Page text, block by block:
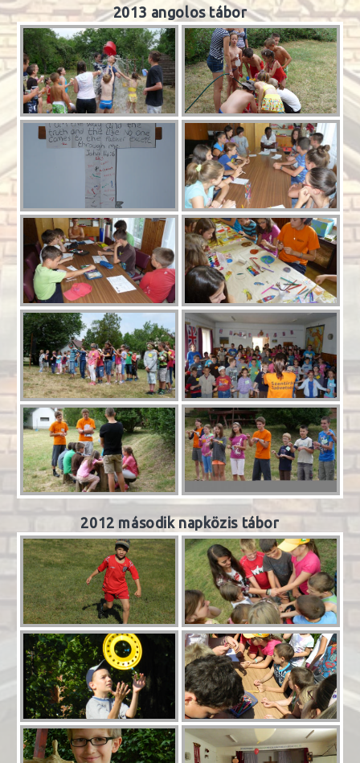
2013 angolos tábor
2012 második napközis tábor